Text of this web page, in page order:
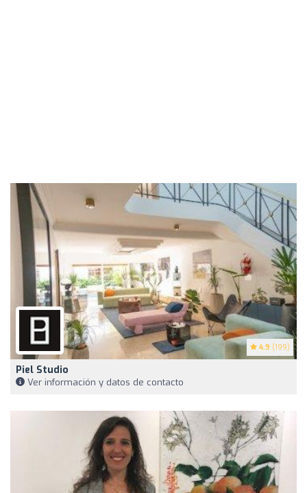
4.9 (199)
Piel Studio
Ver información y datos de contacto